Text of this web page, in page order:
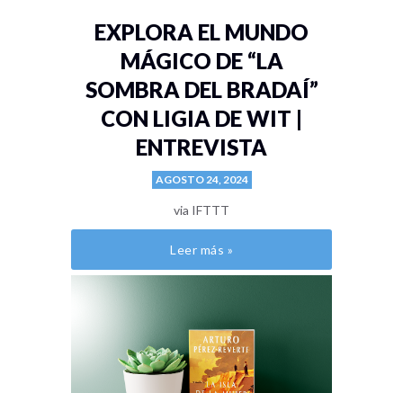
EXPLORA EL MUNDO
MÁGICO DE “LA
SOMBRA DEL BRADAÍ”
CON LIGIA DE WIT |
ENTREVISTA
AGOSTO 24, 2024
via IFTTT
Leer más »